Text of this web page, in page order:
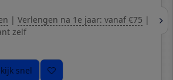
| Verlengen na 1e jaar: vanaf €75 |
zelf
snel